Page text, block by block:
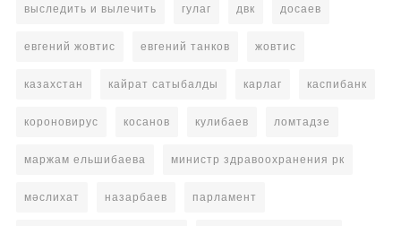
выследить и вылечить гулаг двк досаев
евгений жовтис евгений танков жовтис
казахстан кайрат сатыбалды карлаг каспибанк
короновирус косанов кулибаев ломтадзе
маржам ельшибаева министр здравоохранения рк
мәслихат назарбаев парламент